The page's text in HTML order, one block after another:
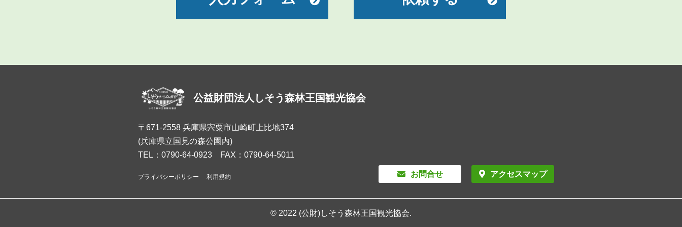
公益財団法人しそう森林王国観光協会
〒671-2558 兵庫県宍粟市山崎町上比地374
(兵庫県立国見の森公園内)
TEL：0790-64-0923 FAX：0790-64-5011
プライバシーポリシー 利用規約 お問合せ アクセスマップ
© 2022 (公財)しそう森林王国観光協会.